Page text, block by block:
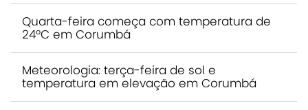
Quarta-feira começa com temperatura de
24ºC em Corumbá
Meteorologia: terça-feira de sol e
temperatura em elevação em Corumbá